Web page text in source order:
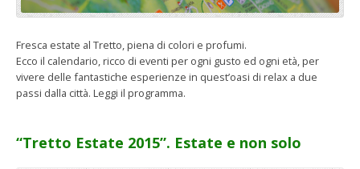
Fresca estate al Tretto, piena di colori e profumi.
Ecco il calendario, ricco di eventi per ogni gusto ed ogni età, per
vivere delle fantastiche esperienze in quest’oasi di relax a due
passi dalla città. Leggi il programma.
“Tretto Estate 2015”. Estate e non solo